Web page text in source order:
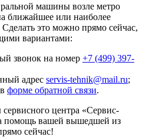
машины возле метро
ближайшее или наиболее
это можно прямо сейчас,
вариантами:
звонок на номер +7 (499) 397-
адрес servis-tehnik@mail.ru;
форме обратной связи.
центра «Сервис-
помощь вашей вышедшей из
сейчас!